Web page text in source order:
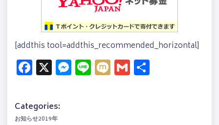
[addthis tool=addthis_recommended_horizontal]
Facebook
X Messenger
LineMixiGmail
Categories:
お知らせ2019年